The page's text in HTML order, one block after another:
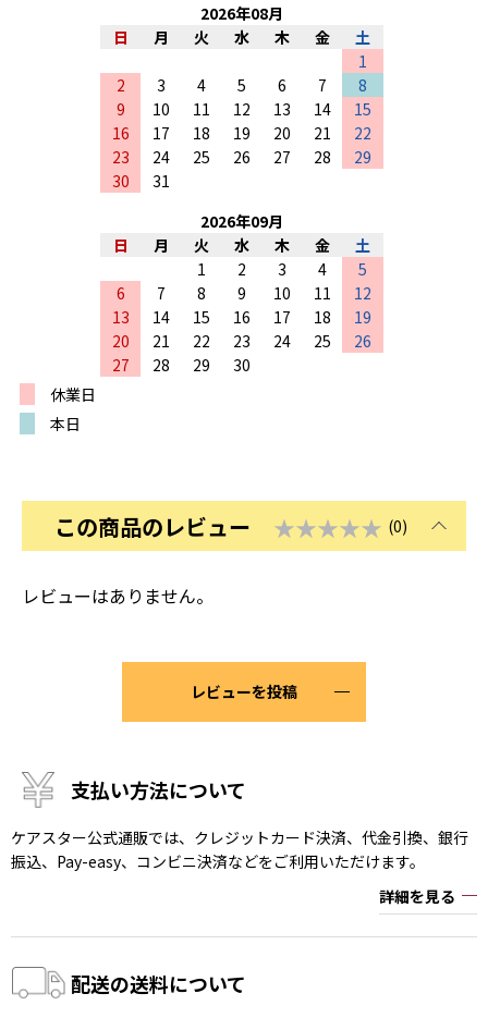
2026年08月
日
月 火 水 木 金
土
1
2
3 4 5 6 7
8
9
10 11 12 13 14
15
16
17 18 19 20 21
22
23
24 25 26 27 28
29
30
31
2026年09月
日
月 火 水 木 金
土
1
2 3 4
5
6
7 8 9 10 11
12
13
14 15 16 17 18
19
20
21 22 23 24 25
26
27
28 29
30
休業日
本日
この商品のレビュー ★★★★★ (0)
レビューはありません。
レビューを投稿
支払い方法について
ケアスター公式通販では、クレジットカード決済、代金引換、銀行
振込、Pay-easy、コンビニ決済などをご利用いただけます。
詳細を見る
配送の送料について